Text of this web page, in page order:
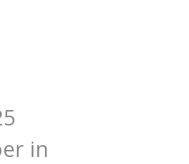
in